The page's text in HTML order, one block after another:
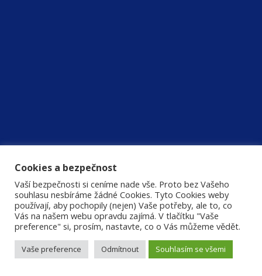
Cookies a bezpečnost
Vaší bezpečnosti si ceníme nade vše. Proto bez Vašeho
souhlasu nesbíráme žádné Cookies. Tyto Cookies weby
používají, aby pochopily (nejen) Vaše potřeby, ale to, co
Vás na našem webu opravdu zajímá. V tlačítku "Vaše
preference" si, prosím, nastavte, co o Vás můžeme vědět.
Vaše preference Odmítnout Souhlasím se všemi